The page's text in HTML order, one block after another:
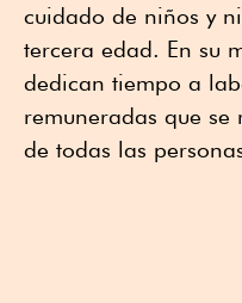
cuidado de niños y
tercera edad. En su
dedican tiempo a
remuneradas que
de todas las